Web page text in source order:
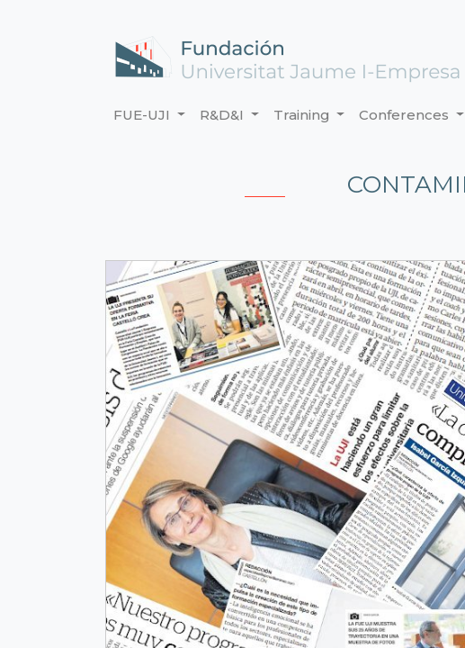
FUE-UJI R&D&I Training Conferences